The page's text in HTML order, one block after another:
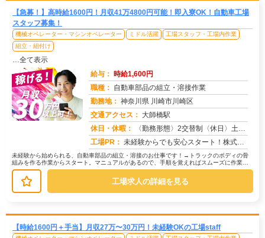
【急募！】高時給1600円！月収41万4800円可能！即入寮OK！自動車工場
スタッフ募集！
機械オペレーター・マシンオペレーター ミドル活躍
工場スタッフ・工場内作業
組立・組付け
…全て表示
給与： 時給1,600円
職種： 自動車部品の組立・溶接作業
勤務地： 神奈川県 川崎市川崎区
交通アクセス： 大師橋駅
休日・休暇：
〈勤務形態〉2交替制〈休日〉土日(週休２日制)★ＧＷ★夏季休暇★冬季休暇★年末年始
工場PR： 未経験からでも安心スタート！株式会社京栄センターで新しい一歩を踏み出してみませんか？→ 経験や資格は一切不問です！...
未経験から始められる、自動車部品の組立・溶接のお仕事です！→トラックのボディの骨
組みを作る作業からスタート。マニュアルがあるので、手順を覚えればスムーズに作業で
きます。→次に、トラックのアクスル...
工場求人の詳細を見る
【時給1600円＋手当】月収27万〜30万円！未経験OKの工場staff